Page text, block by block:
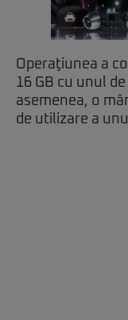
Operaţiunea a
16 GB cu unul
asemenea, o
de utilizare a